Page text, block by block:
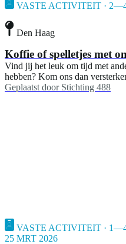
VASTE ACTIVITEIT ·
Den Haag
Koffie of spelletjes met
Vind jij het leuk om tijd met
hebben? Kom ons dan
Geplaatst door Stichting 488
VASTE ACTIVITEIT ·
25 MRT 2026